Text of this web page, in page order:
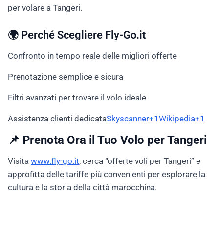
per volare a Tangeri.
🌍 Perché Scegliere Fly-Go.it
Confronto in tempo reale delle migliori offerte
Prenotazione semplice e sicura
Filtri avanzati per trovare il volo ideale
Assistenza clienti dedicataSkyscanner+1Wikipedia+1
📌 Prenota Ora il Tuo Volo per Tangeri
Visita www.fly-go.it, cerca “offerte voli per Tangeri” e
approfitta delle tariffe più convenienti per esplorare la
cultura e la storia della città marocchina.